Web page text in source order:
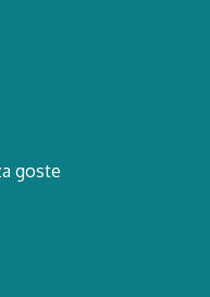
goste